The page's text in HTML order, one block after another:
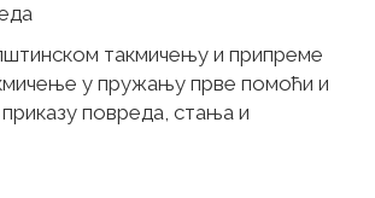
такмичењу и припреме
у пружању прве помоћи и
повреда, стања и